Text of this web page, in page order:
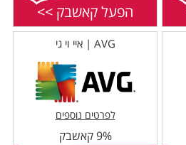
הפעל קאשבק >>
AVG | איי וי גי
לפרטים נוספים
9% קאשבק